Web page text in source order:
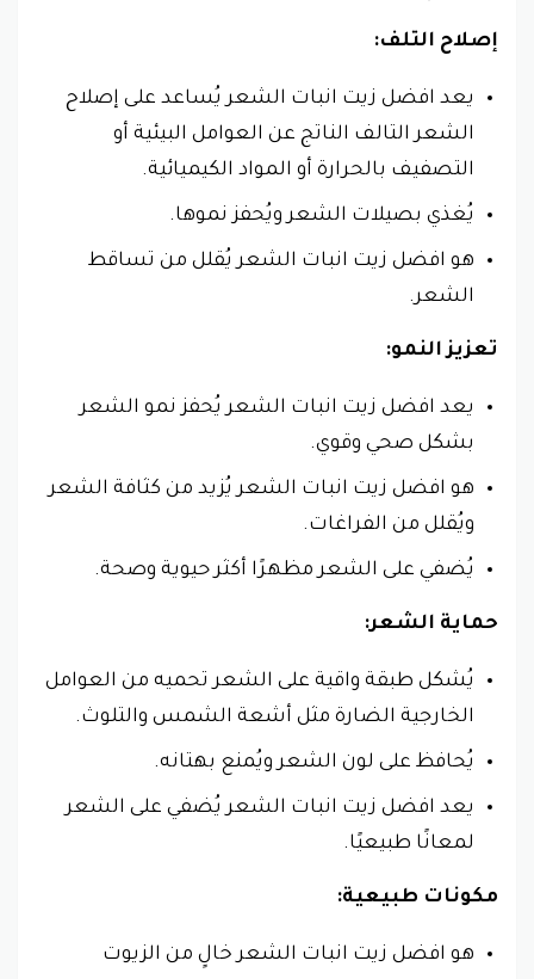
إصلاح التلف:
يعد افضل زيت انبات الشعر يُساعد على إصلاح
الشعر التالف الناتج عن العوامل البيئية أو
التصفيف بالحرارة أو المواد الكيميائية.
يُغذي بصيلات الشعر ويُحفز نموها.
هو افضل زيت انبات الشعر يُقلل من تساقط
الشعر.
تعزيز النمو:
يعد افضل زيت انبات الشعر يُحفز نمو الشعر
بشكل صحي وقوي.
هو افضل زيت انبات الشعر يُزيد من كثافة الشعر
ويُقلل من الفراغات.
يُضفي على الشعر مظهرًا أكثر حيوية وصحة.
حماية الشعر:
يُشكل طبقة واقية على الشعر تحميه من العوامل
الخارجية الضارة مثل أشعة الشمس والتلوث.
يُحافظ على لون الشعر ويُمنع بهتانه.
يعد افضل زيت انبات الشعر يُضفي على الشعر
لمعانًا طبيعيًا.
مكونات طبيعية:
هو افضل زيت انبات الشعر خالٍ من الزيوت